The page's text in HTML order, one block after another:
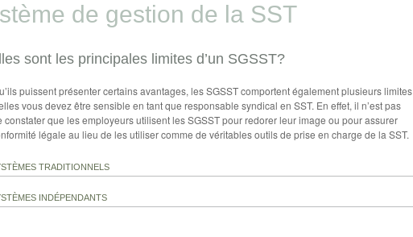
de gestion de la SST
sont les principales limites d’un SGSST?
puissent présenter certains avantages, les SGSST comportent également plusieurs limites
vous devez être sensible en tant que responsable syndical en SST. En effet, il n’est pas
constater que les employeurs utilisent les SGSST pour redorer leur image ou pour assurer
légale au lieu de les utiliser comme de véritables outils de prise en charge de la SST.
TRADITIONNELS
INDÉPENDANTS